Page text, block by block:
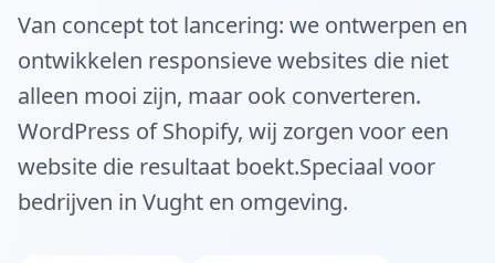
Van concept tot lancering: we ontwerpen en
ontwikkelen responsieve websites die niet
alleen mooi zijn, maar ook converteren.
WordPress of Shopify, wij zorgen voor een
website die resultaat boekt.Speciaal voor
bedrijven in Vught en omgeving.